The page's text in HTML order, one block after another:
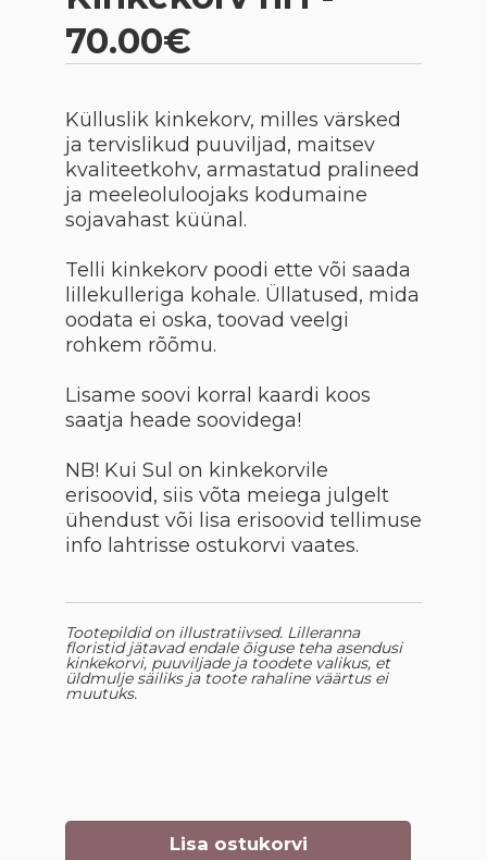
70.00€
Külluslik kinkekorv, milles värsked
ja tervislikud puuviljad, maitsev
kvaliteetkohv, armastatud pralineed
ja meeleoluloojaks kodumaine
sojavahast küünal.
Telli kinkekorv poodi ette või saada
lillekulleriga kohale. Üllatused, mida
oodata ei oska, toovad veelgi
rohkem rõõmu.
Lisame soovi korral kaardi koos
saatja heade soovidega!
NB! Kui Sul on kinkekorvile
erisoovid, siis võta meiega julgelt
ühendust või lisa erisoovid tellimuse
info lahtrisse ostukorvi vaates.
Tootepildid on illustratiivsed. Lilleranna
floristid jätavad endale õiguse teha asendusi
kinkekorvi, puuviljade ja toodete valikus, et
üldmulje säiliks ja toote rahaline väärtus ei
muutuks.
Lisa ostukorvi